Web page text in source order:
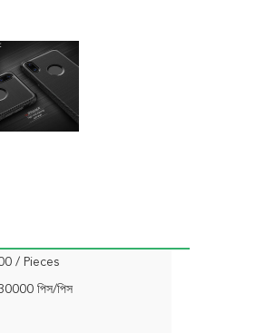
/ Pieces
পিস/পিস